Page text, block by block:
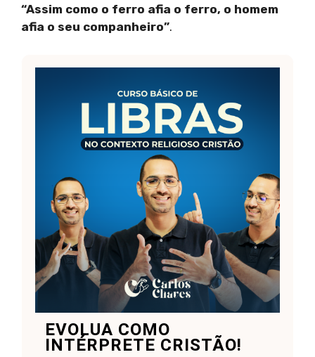
“Assim como o ferro afia o ferro, o homem
afia o seu companheiro”.
EVOLUA COMO
INTÉRPRETE CRISTÃO!